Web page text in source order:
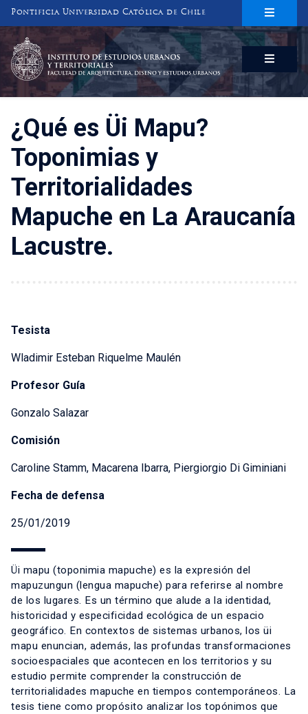
Pontificia Universidad Católica de Chile
INSTITUTO DE ESTUDIOS URBANOS
Y TERRITORIALES
FACULTAD DE ARQUITECTURA, DISEÑO Y ESTUDIOS URBANOS
¿Qué es Üi Mapu?
Toponimias y
Territorialidades
Mapuche en La Araucanía
Lacustre.
Tesista
Wladimir Esteban Riquelme Maulén
Profesor Guía
Gonzalo Salazar
Comisión
Caroline Stamm, Macarena Ibarra, Piergiorgio Di Giminiani
Fecha de defensa
25/01/2019
Üi mapu (toponimia mapuche) es la expresión del
mapuzungun (lengua mapuche) para referirse al nombre
de los lugares. Es un término que alude a la identidad,
historicidad y especificidad ecológica de un espacio
geográfico. En contextos de sistemas urbanos, los üi
mapu enuncian, además, las profundas transformaciones
socioespaciales que acontecen en los territorios y su
estudio permite comprender la construcción de
territorialidades mapuche en tiempos contemporáneos. La
tesis tiene como propósito analizar los topónimos que